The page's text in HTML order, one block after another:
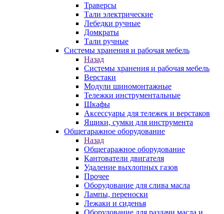
Траверсы
Тали электрические
Лебедки ручные
Домкраты
Тали ручные
Системы хранения и рабочая мебель
Назад
Системы хранения и рабочая мебель
Верстаки
Модули шиномонтажные
Тележки инструментальные
Шкафы
Аксессуары для тележек и верстаков
Ящики, сумки для инструмента
Общегаражное оборудование
Назад
Общегаражное оборудование
Кантователи двигателя
Удаление выхлопных газов
Прочее
Оборудование для слива масла
Лампы, переноски
Лежаки и сиденья
Оборудование для раздачи масла и